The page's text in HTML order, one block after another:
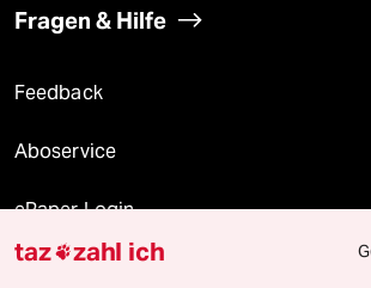
Fragen & Hilfe
Feedback
Aboservice
ePaper Login
Downloads für Abonnierende
taz zahl ich